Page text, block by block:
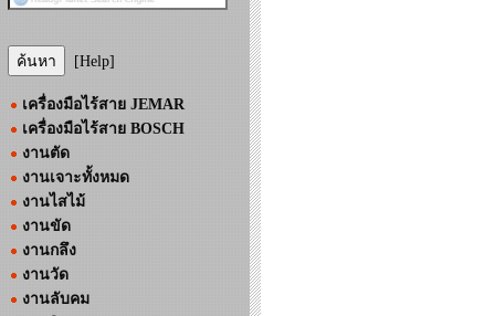
[Help]
เครื่องมือไร้สาย JEMAR
เครื่องมือไร้สาย BOSCH
งานตัด
งานเจาะทั้งหมด
งานไสไม้
งานขัด
งานกลึง
งานวัด
งานลับคม